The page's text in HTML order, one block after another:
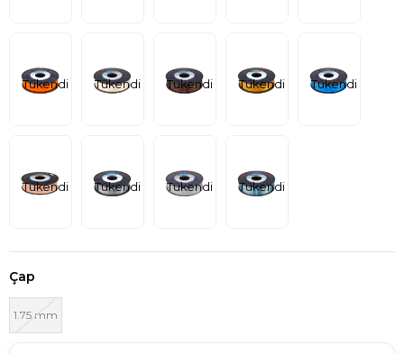
Tükendi Tükendi Tükendi Tükendi Tükendi
Tükendi Tükendi Tükendi Tükendi
Çap
1.75 mm